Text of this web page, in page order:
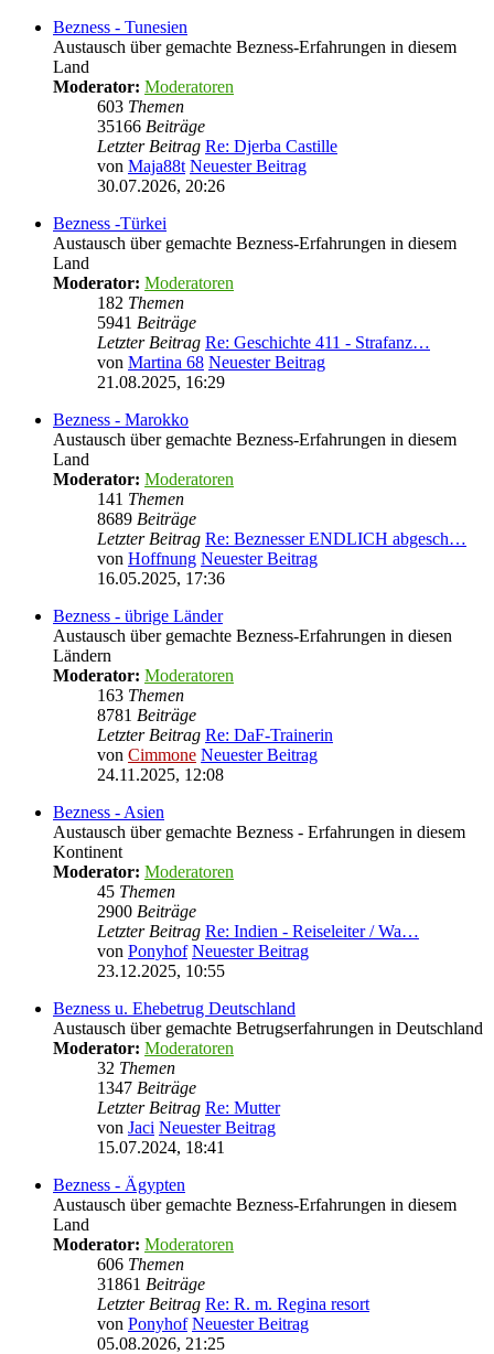
Bezness - Tunesien
Austausch über gemachte Bezness-Erfahrungen in diesem
Land
Moderator: Moderatoren
603 Themen
35166 Beiträge
Letzter Beitrag Re: Djerba Castille
von Maja88t Neuester Beitrag
30.07.2026, 20:26
Bezness -Türkei
Austausch über gemachte Bezness-Erfahrungen in diesem
Land
Moderator: Moderatoren
182 Themen
5941 Beiträge
Letzter Beitrag Re: Geschichte 411 - Strafanz…
von Martina 68 Neuester Beitrag
21.08.2025, 16:29
Bezness - Marokko
Austausch über gemachte Bezness-Erfahrungen in diesem
Land
Moderator: Moderatoren
141 Themen
8689 Beiträge
Letzter Beitrag Re: Beznesser ENDLICH abgesch…
von Hoffnung Neuester Beitrag
16.05.2025, 17:36
Bezness - übrige Länder
Austausch über gemachte Bezness-Erfahrungen in diesen
Ländern
Moderator: Moderatoren
163 Themen
8781 Beiträge
Letzter Beitrag Re: DaF-Trainerin
von Cimmone Neuester Beitrag
24.11.2025, 12:08
Bezness - Asien
Austausch über gemachte Bezness - Erfahrungen in diesem
Kontinent
Moderator: Moderatoren
45 Themen
2900 Beiträge
Letzter Beitrag Re: Indien - Reiseleiter / Wa…
von Ponyhof Neuester Beitrag
23.12.2025, 10:55
Bezness u. Ehebetrug Deutschland
Austausch über gemachte Betrugserfahrungen in Deutschland
Moderator: Moderatoren
32 Themen
1347 Beiträge
Letzter Beitrag Re: Mutter
von Jaci Neuester Beitrag
15.07.2024, 18:41
Bezness - Ägypten
Austausch über gemachte Bezness-Erfahrungen in diesem
Land
Moderator: Moderatoren
606 Themen
31861 Beiträge
Letzter Beitrag Re: R. m. Regina resort
von Ponyhof Neuester Beitrag
05.08.2026, 21:25